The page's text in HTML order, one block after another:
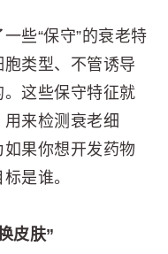
些“保守”的衰老特
类型、不管诱导
这些保守特征就
来检测衰老细
果你想开发药物
是谁。
皮肤”